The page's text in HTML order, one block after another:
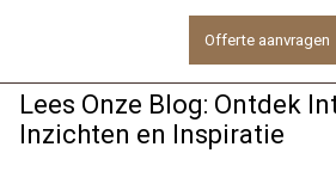
Offerte aanvragen
Lees Onze Blog: Ontdek
Inzichten en Inspiratie